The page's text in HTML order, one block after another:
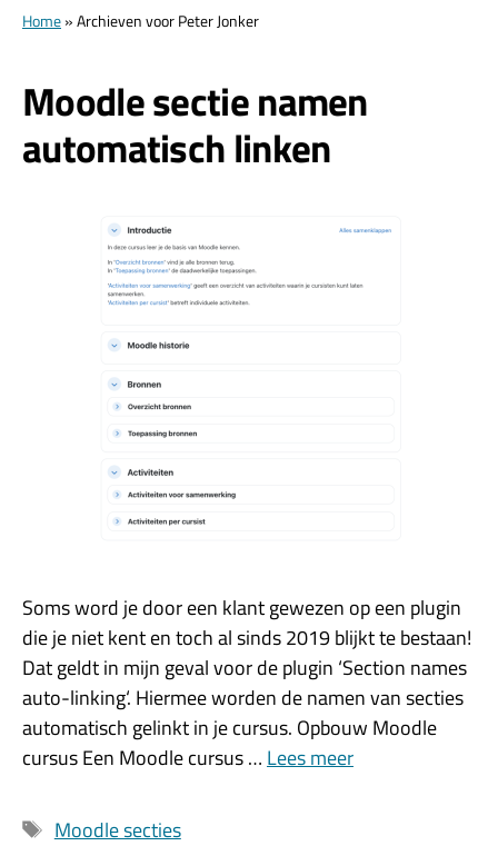
Home»Archieven voor Peter Jonker
Moodle sectie namen
automatisch linken
Soms word je door een klant gewezen op een plugin
die je niet kent en toch al sinds 2019 blijkt te bestaan!
Dat geldt in mijn geval voor de plugin ‘Section names
auto-linking‘. Hiermee worden de namen van secties
automatisch gelinkt in je cursus. Opbouw Moodle
cursus Een Moodle cursus … Lees meer
Tags
Moodle secties